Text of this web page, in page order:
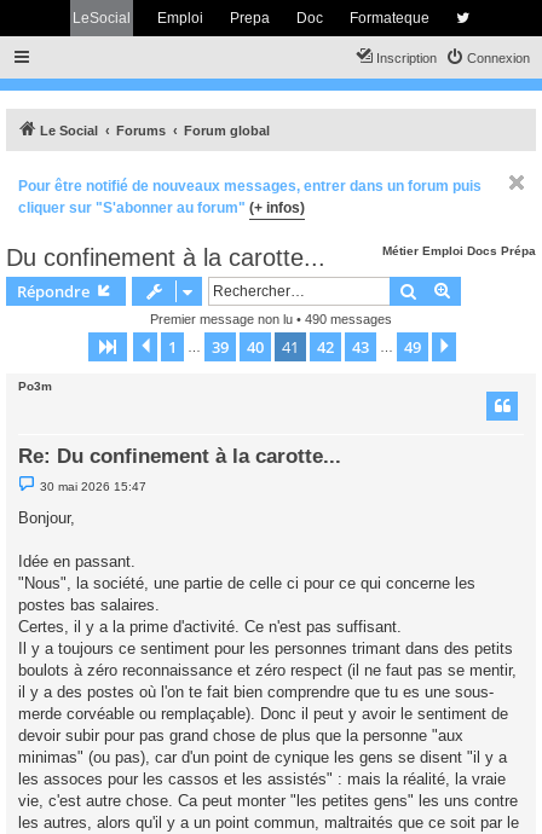
LeSocial Emploi Prepa Doc Formateque
Connexion
Inscription
Le Social Forums Forum global
Pour être notifié de nouveaux messages, entrer dans un forum puis
cliquer sur "S'abonner au forum" (+ infos)
Métier Emploi Docs Prépa
Du confinement à la carotte...
Répondre Rechercher
Premier message non lu • 490 messages
Page 41 sur 49
Précédent
1 39 40 41 42 43 49
Po3m
Re: Du confinement à la carotte...
M
e
s
g
e
n
n
l
30 mai 2026 15:47
Bonjour,
Idée en passant.
"Nous", la société, une partie de celle ci pour ce qui concerne les
postes bas salaires.
Certes, il y a la prime d'activité. Ce n'est pas suffisant.
Il y a toujours ce sentiment pour les personnes trimant dans des petits
boulots à zéro reconnaissance et zéro respect (il ne faut pas se mentir,
il y a des postes où l'on te fait bien comprendre que tu es une sous-
merde corvéable ou remplaçable). Donc il peut y avoir le sentiment de
devoir subir pour pas grand chose de plus que la personne "aux
minimas" (ou pas), car d'un point de cynique les gens se disent "il y a
les assoces pour les cassos et les assistés" : mais la réalité, la vraie
vie, c'est autre chose. Ca peut monter "les petites gens" les uns contre
les autres, alors qu'il y a un point commun, maltraités que ce soit par le